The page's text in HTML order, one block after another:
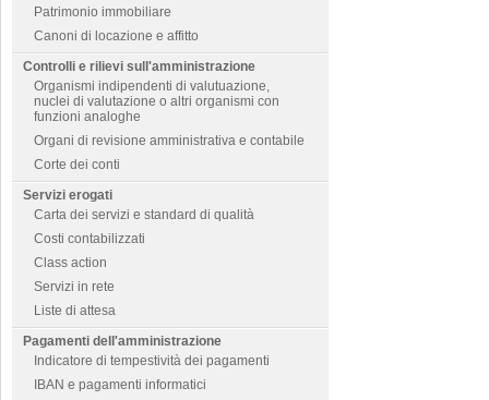
Patrimonio immobiliare
Canoni di locazione e affitto
Controlli e rilievi sull'amministrazione
Organismi indipendenti di valutuazione,
nuclei di valutazione o altri organismi con
funzioni analoghe
Organi di revisione amministrativa e contabile
Corte dei conti
Servizi erogati
Carta dei servizi e standard di qualità
Costi contabilizzati
Class action
Servizi in rete
Liste di attesa
Pagamenti dell'amministrazione
Indicatore di tempestività dei pagamenti
IBAN e pagamenti informatici